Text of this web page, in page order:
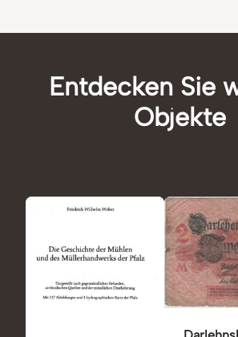
Entdecken Sie
Objekte